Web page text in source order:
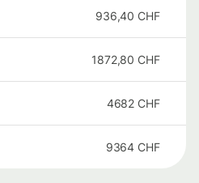
936,40 CHF
1872,80 CHF
4682 CHF
9364 CHF